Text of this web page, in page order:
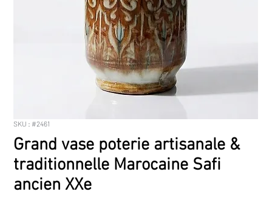
SKU : #2461
Grand vase poterie artisanale &
traditionnelle Marocaine Safi
ancien XXe